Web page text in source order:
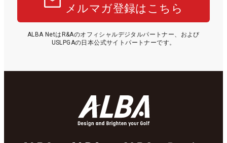
メルマガ登録はこちら
ALBA NetはR&Aのオフィシャルデジタルパートナー、および
USLPGAの日本公式サイトパートナーです。